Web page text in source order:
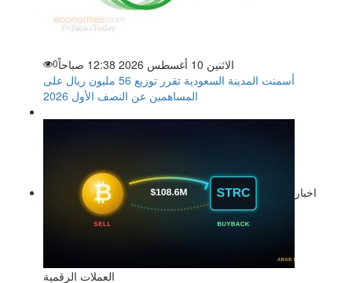
الاثنين 10 أغسطس 2026 12:38 صباحاً 0
أسمنت المدينة السعودية تقرر توزيع 56 مليون ريال على
المساهمين عن النصف الأول 2026
اخبار
العملات الرقمية